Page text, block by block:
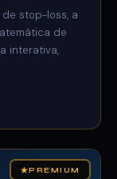
stop-loss, a
de
interativa,
★PREMIUM